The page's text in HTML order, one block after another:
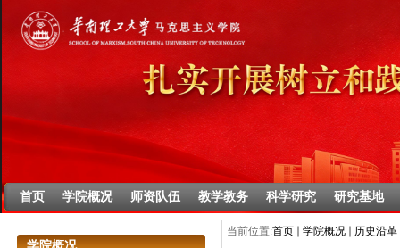
首页 学院概况 师资队伍 教学教务 科学研究 研究基地
当前位置:首页 学院概况 历史沿革